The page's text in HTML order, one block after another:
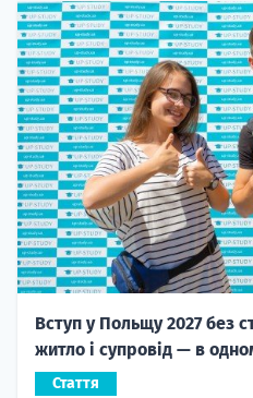
Вступ у Польщу 2027 без
житло і супровід — в
Стаття